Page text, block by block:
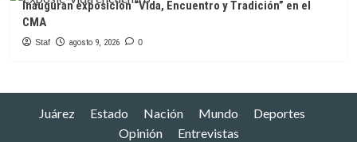
Inauguran exposición “Vida, Encuentro y Tradición” en el
CMA
Staf agosto 9, 2026 0
Juárez Estado Nación Mundo
Deportes
Opinión
Entrevistas